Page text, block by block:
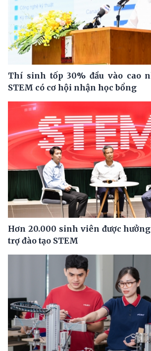
Thí sinh tốp 30% đầu vào cao
STEM có cơ hội nhận học bổng
Hơn 20.000 sinh viên được
trợ đào tạo STEM